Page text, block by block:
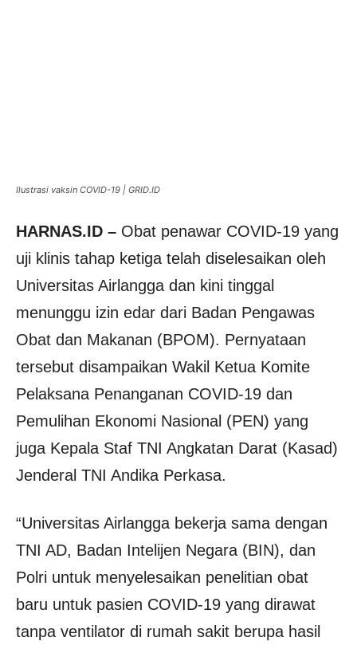
Ilustrasi vaksin COVID-19 | GRID.ID
HARNAS.ID – Obat penawar COVID-19 yang
uji klinis tahap ketiga telah diselesaikan oleh
Universitas Airlangga dan kini tinggal
menunggu izin edar dari Badan Pengawas
Obat dan Makanan (BPOM). Pernyataan
tersebut disampaikan Wakil Ketua Komite
Pelaksana Penanganan COVID-19 dan
Pemulihan Ekonomi Nasional (PEN) yang
juga Kepala Staf TNI Angkatan Darat (Kasad)
Jenderal TNI Andika Perkasa.
“Universitas Airlangga bekerja sama dengan
TNI AD, Badan Intelijen Negara (BIN), dan
Polri untuk menyelesaikan penelitian obat
baru untuk pasien COVID-19 yang dirawat
tanpa ventilator di rumah sakit berupa hasil